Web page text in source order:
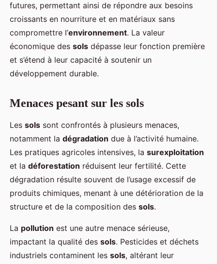
futures, permettant ainsi de répondre aux besoins
croissants en nourriture et en matériaux sans
compromettre l’environnement. La valeur
économique des sols dépasse leur fonction première
et s’étend à leur capacité à soutenir un
développement durable.
Menaces pesant sur les sols
Les sols sont confrontés à plusieurs menaces,
notamment la dégradation due à l’activité humaine.
Les pratiques agricoles intensives, la surexploitation
et la déforestation réduisent leur fertilité. Cette
dégradation résulte souvent de l’usage excessif de
produits chimiques, menant à une détérioration de la
structure et de la composition des sols.
La pollution est une autre menace sérieuse,
impactant la qualité des sols. Pesticides et déchets
industriels contaminent les sols, altérant leur